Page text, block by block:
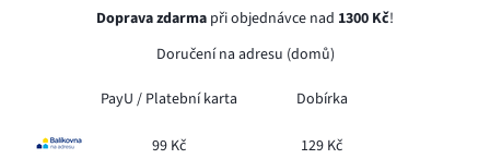
Doprava zdarma při objednávce nad 1300 Kč!
Doručení na adresu (domů)
PayU / Platební karta Dobírka
99 Kč 129 Kč